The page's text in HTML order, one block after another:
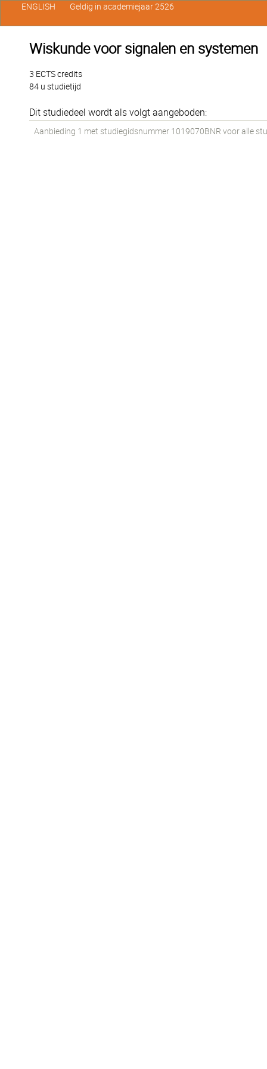
Wiskunde voor signalen en systemen
3 ECTS credits
84 u studietijd
Dit studiedeel wordt als volgt aangeboden:
Aanbieding 1 met studiegidsnummer 1019070BNR voor alle
ENGLISH Geldig in academiejaar 2526